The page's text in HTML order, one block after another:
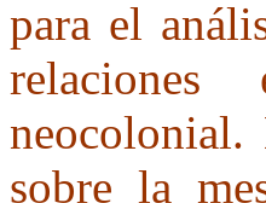
para el
neocolonial.
sobre la